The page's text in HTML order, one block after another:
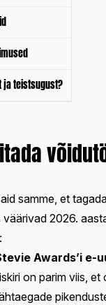
ja teistsugust?
samme, et
väärivad 2026.
Awards’i e-
on parim viis, et